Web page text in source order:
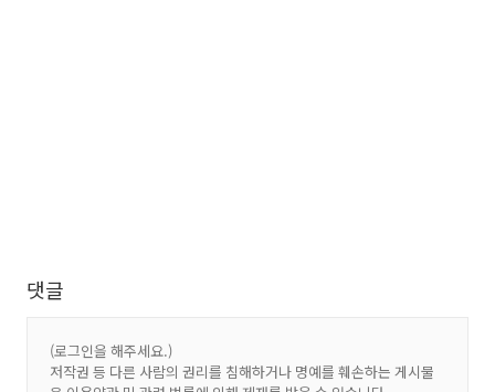
댓글